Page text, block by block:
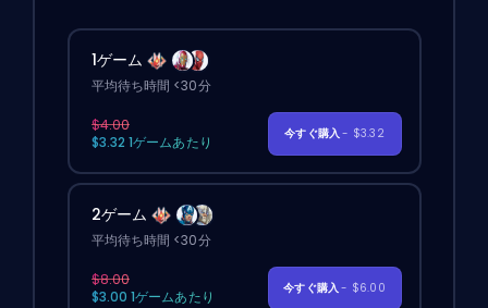
1ゲーム
平均待ち時間 <30分
$4.00
$3.32 1ゲームあたり
今すぐ購入- $3.32
2ゲーム
平均待ち時間 <30分
$8.00
$3.00 1ゲームあたり
今すぐ購入- $6.00